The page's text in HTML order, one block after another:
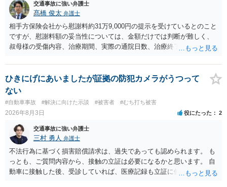
交通事故に強い弁護士
髙橋 俊太 弁護士
相手方保険会社から慰謝料約31万9,000円の提示を受けているとのこと
ですが、慰謝料額の妥当性については、金額だけでは判断が難しく、
叔母様の受傷内容、治療期間、実際の通院日数、治療終了の経緯、後
確認する必要があります。保険会社から提示される慰謝料額について
は、弁護士が介入することにより増額を検討できる場合がありますの
で、以下の資料・情報を準備した上で、弁護士に個別に相談すること
をお勧めいたします。 ・相手方保険会社から届いている示談金額の提
示書類 ・叔母様の診断名、けがの内容 ・治療開始日及び治療終了日
・入院の有無、通院回数 ・現在も症状が残っているか ・叔母様ご本人
やご家族等が加入している保険に、今回の事故で利用できる弁護士費
用特約が付帯しているか なお、被害者は叔母様ご本人となりますの
で、弁護士が受任する場合には、叔母様ご本人の依頼意思等を確認す
る必要があります。日本語での十分な意思疎通が難しいとのことです
ので、そのあたりのご事情も踏まえて、依頼意思の確認方法等を検討
ひきにげにあいましたが証拠の防犯カメラがうつって
ない
#自動車事故 #解決に向けた示談 #被害者 #むち打ち被害
2026年8月3日 役にたった 2
交通事故に強い弁護士
三村 勇人 弁護士
不法行為に基づく損害賠償請求は、過失であっても認められます。 も
っとも、ご質問内容から、接触の立証は必要になるかと思います。 自
動車に接触した後、受診していれば、医療記録も立証に使えるかと思